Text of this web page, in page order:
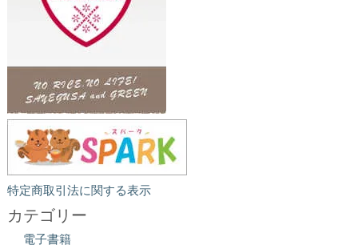
特定商取引法に関する表示
カテゴリー
電子書籍